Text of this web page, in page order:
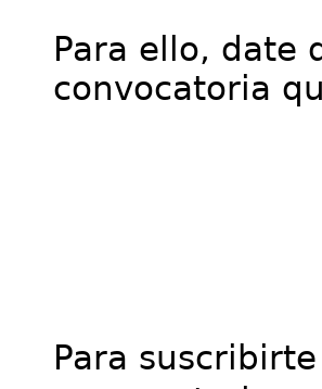
Para ello, date
convocatoria
Para